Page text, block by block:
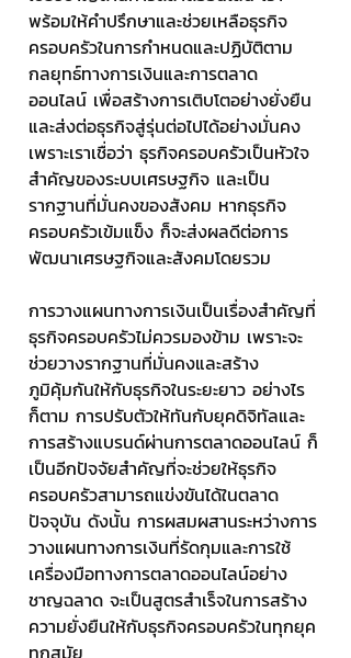
พร้อมให้คำปรึกษาและช่วยเหลือธุรกิจ
ครอบครัวในการกำหนดและปฏิบัติตาม
กลยุทธ์ทางการเงินและการตลาด
ออนไลน์ เพื่อสร้างการเติบโตอย่างยั่งยืน
และส่งต่อธุรกิจสู่รุ่นต่อไปได้อย่างมั่นคง
เพราะเราเชื่อว่า ธุรกิจครอบครัวเป็นหัวใจ
สำคัญของระบบเศรษฐกิจ และเป็น
รากฐานที่มั่นคงของสังคม หากธุรกิจ
ครอบครัวเข้มแข็ง ก็จะส่งผลดีต่อการ
พัฒนาเศรษฐกิจและสังคมโดยรวม
การวางแผนทางการเงินเป็นเรื่องสำคัญที่
ธุรกิจครอบครัวไม่ควรมองข้าม เพราะจะ
ช่วยวางรากฐานที่มั่นคงและสร้าง
ภูมิคุ้มกันให้กับธุรกิจในระยะยาว อย่างไร
ก็ตาม การปรับตัวให้ทันกับยุคดิจิทัลและ
การสร้างแบรนด์ผ่านการตลาดออนไลน์ ก็
เป็นอีกปัจจัยสำคัญที่จะช่วยให้ธุรกิจ
ครอบครัวสามารถแข่งขันได้ในตลาด
ปัจจุบัน ดังนั้น การผสมผสานระหว่างการ
วางแผนทางการเงินที่รัดกุมและการใช้
เครื่องมือทางการตลาดออนไลน์อย่าง
ชาญฉลาด จะเป็นสูตรสำเร็จในการสร้าง
ความยั่งยืนให้กับธุรกิจครอบครัวในทุกยุค
ทุกสมัย